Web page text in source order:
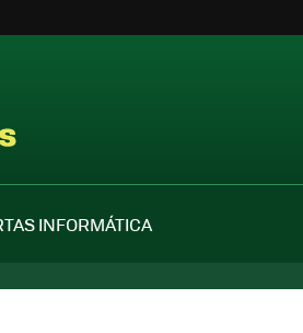
INFORMÁTICA